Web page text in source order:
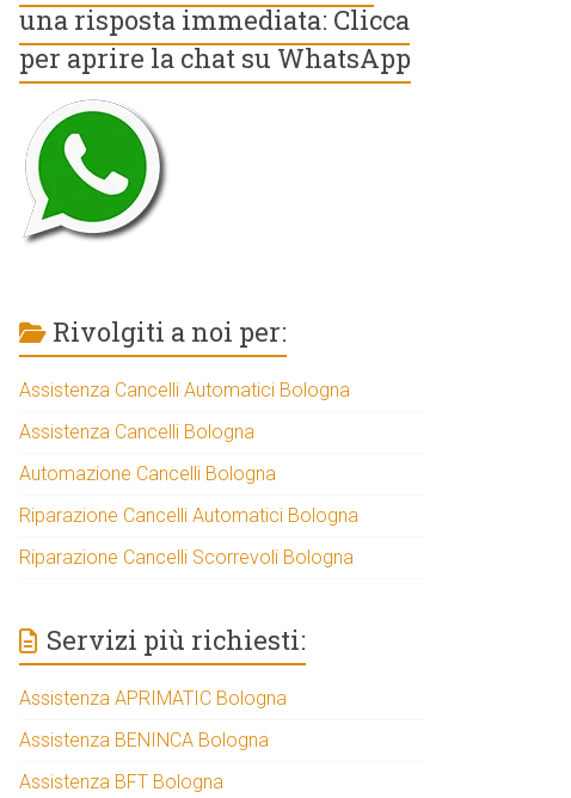
una risposta immediata: Clicca
per aprire la chat su WhatsApp
Rivolgiti a noi per:
Assistenza Cancelli Automatici Bologna
Assistenza Cancelli Bologna
Automazione Cancelli Bologna
Riparazione Cancelli Automatici Bologna
Riparazione Cancelli Scorrevoli Bologna
Servizi più richiesti:
Assistenza APRIMATIC Bologna
Assistenza BENINCA Bologna
Assistenza BFT Bologna